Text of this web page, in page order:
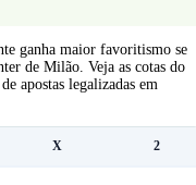
ganha maior favoritismo se
de Milão. Veja as cotas do
apostas legalizadas em
X 2